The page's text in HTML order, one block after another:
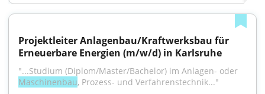
Projektleiter Anlagenbau/Kraftwerksbau für
Erneuerbare Energien (m/w/d) in Karlsruhe
Maschinenbau, Prozess- und Verfahrenstechnik..."